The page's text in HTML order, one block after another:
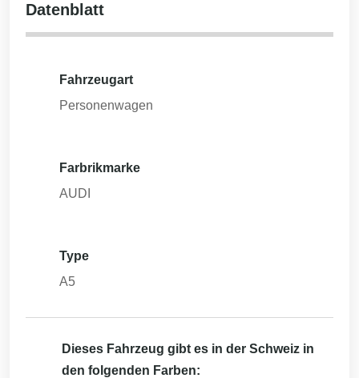
Datenblatt
Fahrzeugart
Personenwagen
Farbrikmarke
AUDI
Type
A5
Dieses Fahrzeug gibt es in der Schweiz in
den folgenden Farben: